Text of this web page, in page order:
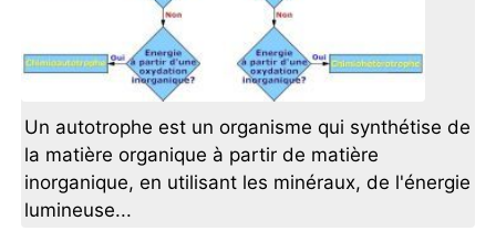
Un autotrophe est un organisme qui synthétise de
la matière organique à partir de matière
inorganique, en utilisant les minéraux, de l'énergie
lumineuse...